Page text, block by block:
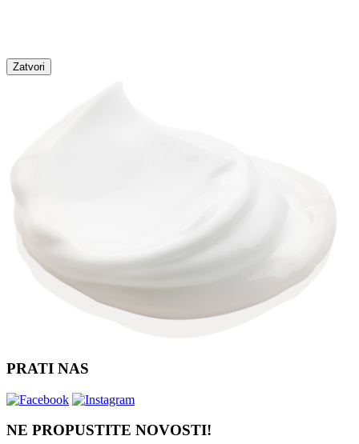
Zatvori
PRATI NAS
NE PROPUSTITE NOVOSTI!